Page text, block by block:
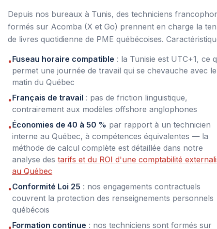
Depuis nos bureaux à Tunis, des techniciens
formés sur Acomba (X et Go) prennent en charge la
de livres quotidienne de PME québécoises.
•Fuseau horaire compatible : la Tunisie est UTC+1, ce
permet une journée de travail qui se chevauche avec le
matin du Québec
•Français de travail : pas de friction linguistique,
contrairement aux modèles offshore anglophones
•Économies de 40 à 50 % par rapport à un technicien
interne au Québec, à compétences équivalentes — la
méthode de calcul complète est détaillée dans notre
analyse des tarifs et du ROI d'une comptabilité
au Québec
•Conformité Loi 25 : nos engagements contractuels
couvrent la protection des renseignements personnels
québécois
•Formation continue : nos techniciens sont formés sur